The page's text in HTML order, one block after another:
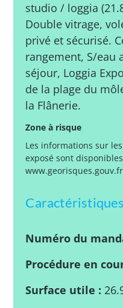
studio / loggia
Double vitrage,
privé et sécurisé.
rangement, S/eau
séjour, Loggia
de la plage du
la Flânerie.
Zone à risque
Les informations sur
exposé sont
www.georisques.gouv.fr
Numéro du
Procédure en
Surface utile :